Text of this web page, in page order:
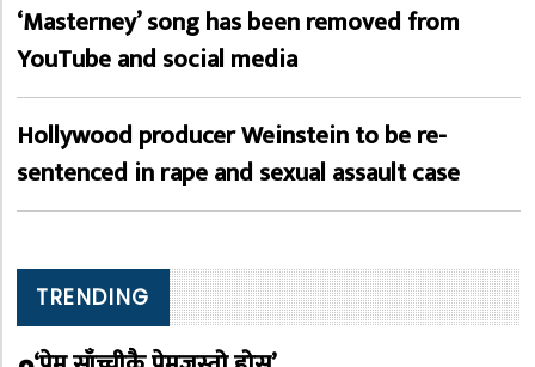
‘Masterney’ song has been removed from
YouTube and social media
Hollywood producer Weinstein to be re-
sentenced in rape and sexual assault case
TRENDING